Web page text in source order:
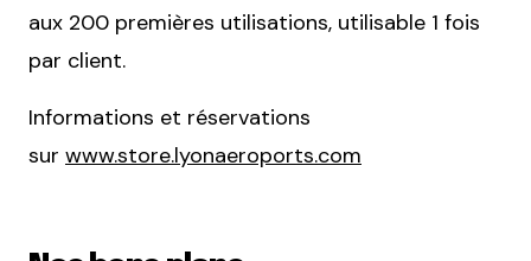
aux 200 premières utilisations, utilisable 1 fois
par client.
Informations et réservations
sur www.store.lyonaeroports.com